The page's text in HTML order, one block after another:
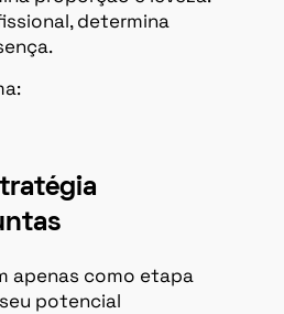
determina
apenas como etapa
potencial